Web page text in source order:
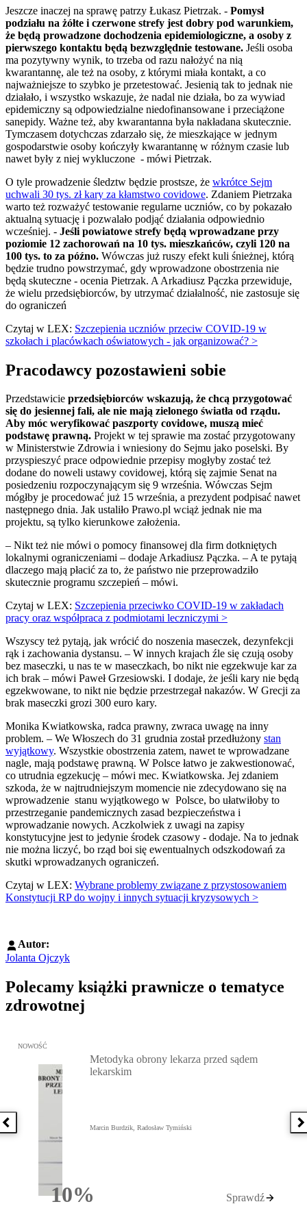
Jeszcze inaczej na sprawę patrzy Łukasz Pietrzak. - Pomysł
podziału na żółte i czerwone strefy jest dobry pod warunkiem,
że będą prowadzone dochodzenia epidemiologiczne, a osoby z
pierwszego kontaktu będą bezwzględnie testowane. Jeśli osoba
ma pozytywny wynik, to trzeba od razu nałożyć na nią
kwarantannę, ale też na osoby, z którymi miała kontakt, a co
najważniejsze to szybko je przetestować. Jesienią tak to jednak nie
działało, i wszystko wskazuje, że nadal nie działa, bo za wywiad
epidemiczny są odpowiedzialne niedofinansowane i przeciążone
sanepidy. Ważne też, aby kwarantanna była nakładana skutecznie.
Tymczasem dotychczas zdarzało się, że mieszkające w jednym
gospodarstwie osoby kończyły kwarantannę w różnym czasie lub
nawet były z niej wykluczone - mówi Pietrzak.
O tyle prowadzenie śledztw będzie prostsze, że wkrótce Sejm
uchwali 30 tys. zł kary za kłamstwo covidowe. Zdaniem Pietrzaka
warto też rozważyć testowanie regularne uczniów, co by pokazało
aktualną sytuację i pozwalało podjąć działania odpowiednio
wcześniej. - Jeśli powiatowe strefy będą wprowadzane przy
poziomie 12 zachorowań na 10 tys. mieszkańców, czyli 120 na
100 tys. to za późno. Wówczas już ruszy efekt kuli śnieżnej, którą
będzie trudno powstrzymać, gdy wprowadzone obostrzenia nie
będą skuteczne - ocenia Pietrzak. A Arkadiusz Pączka przewiduje,
że wielu przedsiębiorców, by utrzymać działalność, nie zastosuje się
do ograniczeń
Czytaj w LEX: Szczepienia uczniów przeciw COVID-19 w
szkołach i placówkach oświatowych - jak organizować? >
Pracodawcy pozostawieni sobie
Przedstawicie przedsiębiorców wskazują, że chcą przygotować
się do jesiennej fali, ale nie mają zielonego światła od rządu.
Aby móc weryfikować paszporty covidowe, muszą mieć
podstawę prawną. Projekt w tej sprawie ma zostać przygotowany
w Ministerstwie Zdrowia i wniesiony do Sejmu jako poselski. By
przyspieszyć prace odpowiednie przepisy mogłyby zostać też
dodane do noweli ustawy covidowej, którą się zajmie Senat na
posiedzeniu rozpoczynającym się 9 września. Wówczas Sejm
mógłby je procedować już 15 września, a prezydent podpisać nawet
następnego dnia. Jak ustaliło Prawo.pl wciąż jednak nie ma
projektu, są tylko kierunkowe założenia.
– Nikt też nie mówi o pomocy finansowej dla firm dotkniętych
lokalnymi ograniczeniami – dodaje Arkadiusz Pączka. – A te pytają
dlaczego mają płacić za to, że państwo nie przeprowadziło
skutecznie programu szczepień – mówi.
Czytaj w LEX: Szczepienia przeciwko COVID-19 w zakładach
pracy oraz współpraca z podmiotami leczniczymi >
Wszyscy też pytają, jak wrócić do noszenia maseczek, dezynfekcji
rąk i zachowania dystansu. – W innych krajach źle się czują osoby
bez maseczki, u nas te w maseczkach, bo nikt nie egzekwuje kar za
ich brak – mówi Paweł Grzesiowski. I dodaje, że jeśli kary nie będą
egzekwowane, to nikt nie będzie przestrzegał nakazów. W Grecji za
brak maseczki grozi 300 euro kary.
Monika Kwiatkowska, radca prawny, zwraca uwagę na inny
problem. – We Włoszech do 31 grudnia został przedłużony stan
wyjątkowy. Wszystkie obostrzenia zatem, nawet te wprowadzane
nagle, mają podstawę prawną. W Polsce łatwo je zakwestionować,
co utrudnia egzekucję – mówi mec. Kwiatkowska. Jej zdaniem
szkoda, że w najtrudniejszym momencie nie zdecydowano się na
wprowadzenie stanu wyjątkowego w Polsce, bo ułatwiłoby to
przestrzeganie pandemicznych zasad bezpieczeństwa i
wprowadzanie nowych. Aczkolwiek z uwagi na zapisy
konstytucyjne jest to jedynie środek czasowy - dodaje. Na to jednak
nie można liczyć, bo rząd boi się ewentualnych odszkodowań za
skutki wprowadzanych ograniczeń.
Czytaj w LEX: Wybrane problemy związane z przystosowaniem
Konstytucji RP do wojny i innych sytuacji kryzysowych >
Autor:
Jolanta Ojczyk
Polecamy książki prawnicze o tematyce
zdrowotnej
Poprzednia książka
Przejdź do: Metodyka obrony lekarza przed sądem lekarskim,
NOWOŚĆ
10%Rabatu
Metodyka obrony lekarza przed sądem
lekarskim
Marcin Burdzik, Radosław Tymiński
Sprawdź